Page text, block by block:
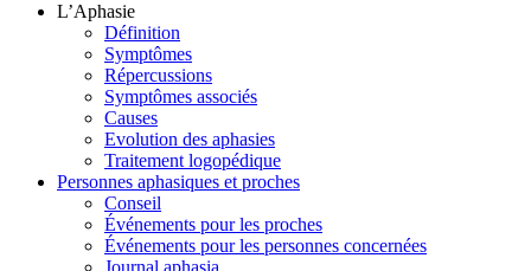
L’Aphasie
Définition
Symptômes
Répercussions
Symptômes associés
Causes
Evolution des aphasies
Traitement logopédique
Personnes aphasiques et proches
Conseil
Événements pour les proches
Événements pour les personnes concernées
Journal aphasia